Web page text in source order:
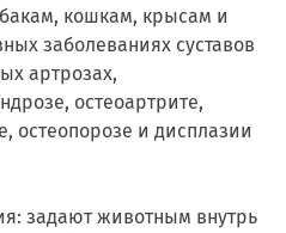
кошкам, крысам и
заболеваниях суставов
артрозах,
остеоартрите,
остеопорозе и дисплазии
задают животным внутрь